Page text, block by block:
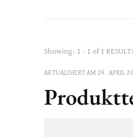
Showing: 1 - 1 of 1
AKTUALISIERT AM 24. APRIL